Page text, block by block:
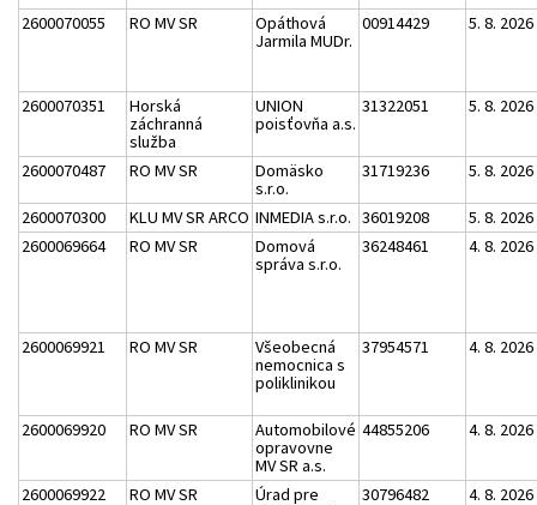
2600070055 RO MV SR
Opáthová
Jarmila MUDr.
00914429 5. 8. 2026
2600070351
Horská
záchranná
služba
UNION
poisťovňa a.s.
31322051 5. 8. 2026
2600070487 RO MV SR
Domäsko
s.r.o.
31719236 5. 8. 2026
2600070300 KLU MV SR ARCO INMEDIA s.r.o. 36019208
5. 8. 2026
2600069664
RO MV SR
Domová
správa s.r.o.
36248461 4. 8. 2026
2600069921 RO MV SR
Všeobecná
nemocnica s
poliklinikou
37954571 4. 8. 2026
2600069920 RO MV SR
Automobilové
opravovne
MV SR a.s.
44855206 4. 8. 2026
2600069922 RO MV SR
Úrad pre
30796482 4. 8. 2026